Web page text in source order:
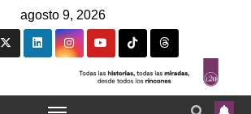
agosto 9, 2026